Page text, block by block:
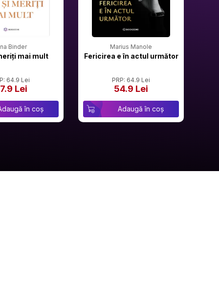
Binder
mai mult
64.9 Lei
Lei
în coș
Marius Manole
Fericirea e în actul următor
PRP: 64.9 Lei
54.9 Lei
Adaugă în coș